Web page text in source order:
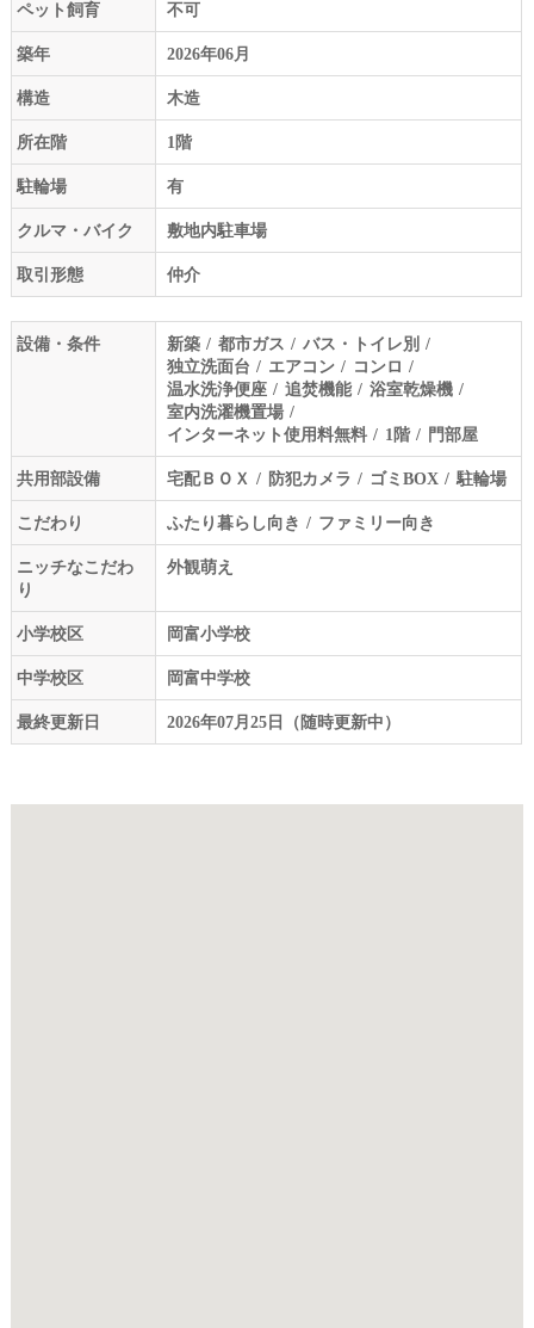
ペット飼育 不可
築年 2026年06月
構造 木造
所在階 1階
駐輪場 有
クルマ・バイク 敷地内駐車場
取引形態 仲介
設備・条件 新築 都市ガス
バス・トイレ別
独立洗面台
エアコン
コンロ
温水洗浄便座
追焚機能
浴室乾燥機
室内洗濯機置場
インターネット使用料無料
1階 門部屋
共用部設備 宅配ＢＯＸ 防犯カメラ ゴミBOX 駐輪場
こだわり ふたり暮らし向き ファミリー向き
ニッチなこだわ
り
外観萌え
小学校区 岡富小学校
中学校区 岡富中学校
最終更新日 2026年07月25日（随時更新中）